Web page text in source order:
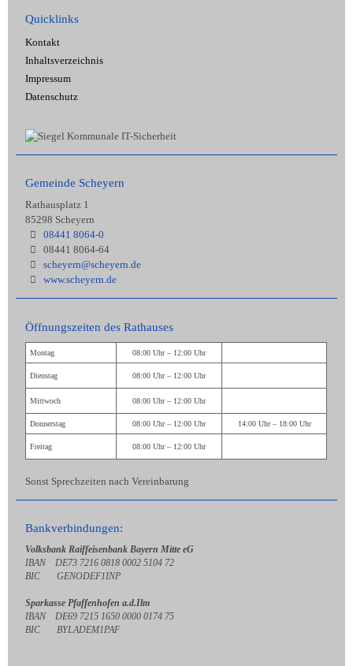
Quicklinks
Kontakt
Inhaltsverzeichnis
Impressum
Datenschutz
Gemeinde Scheyern
Rathausplatz 1
85298 Scheyern
08441 8064-0
08441 8064-64
scheyern@scheyern.de
www.scheyern.de
Öffnungszeiten des Rathauses
Montag 08:00 Uhr – 12:00 Uhr
Dienstag 08:00 Uhr – 12:00 Uhr
Mittwoch 08:00 Uhr – 12:00 Uhr
Donnerstag 08:00 Uhr – 12:00 Uhr 14:00 Uhr – 18:00 Uhr
Freitag 08:00 Uhr – 12:00 Uhr
Sonst Sprechzeiten nach Vereinbarung
Bankverbindungen:
Volksbank Raiffeisenbank Bayern Mitte eG
IBAN DE73 7216 0818 0002 5104 72
BIC GENODEF1INP
Sparkasse Pfaffenhofen a.d.Ilm
IBAN DE69 7215 1650 0000 0174 75
BIC BYLADEM1PAF